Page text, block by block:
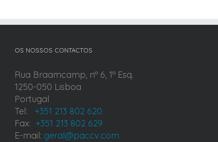
OS NOSSOS CONTACTOS
Rua Braamcamp, nº 6, 1º Esq.
1250-050 Lisboa
Portugal
Tel:
+351 213 802 620
Fax: +351 213 802 629
E-mail: geral@paccv.com